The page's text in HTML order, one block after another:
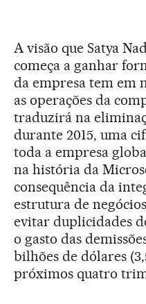
A visão que Satya
começa a ganhar
da empresa tem em
as operações da
traduzirá na
durante 2015, uma
toda a empresa
na história da
consequência da
estrutura de
evitar duplicidades
o gasto das
bilhões de dólares
próximos quatro